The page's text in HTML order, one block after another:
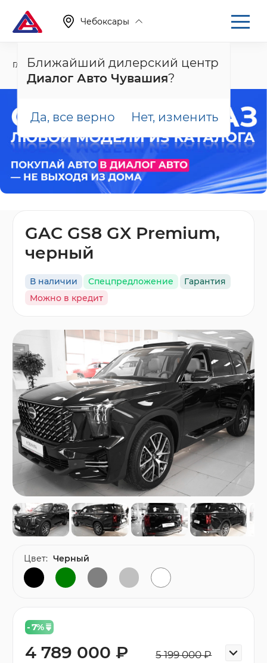
Чебоксары
Ближайший дилерский центр
Диалог Авто Чувашия?
Да, все верно Нет, изменить
Главная Каталог Новые автомобили GS8, II
GAC GS8 GX Premium,
черный
В наличии Спецпредложение
Гарантия
Можно в кредит
- 7%
5 199 000 ₽
4 789 000 ₽
Цвет: Черный